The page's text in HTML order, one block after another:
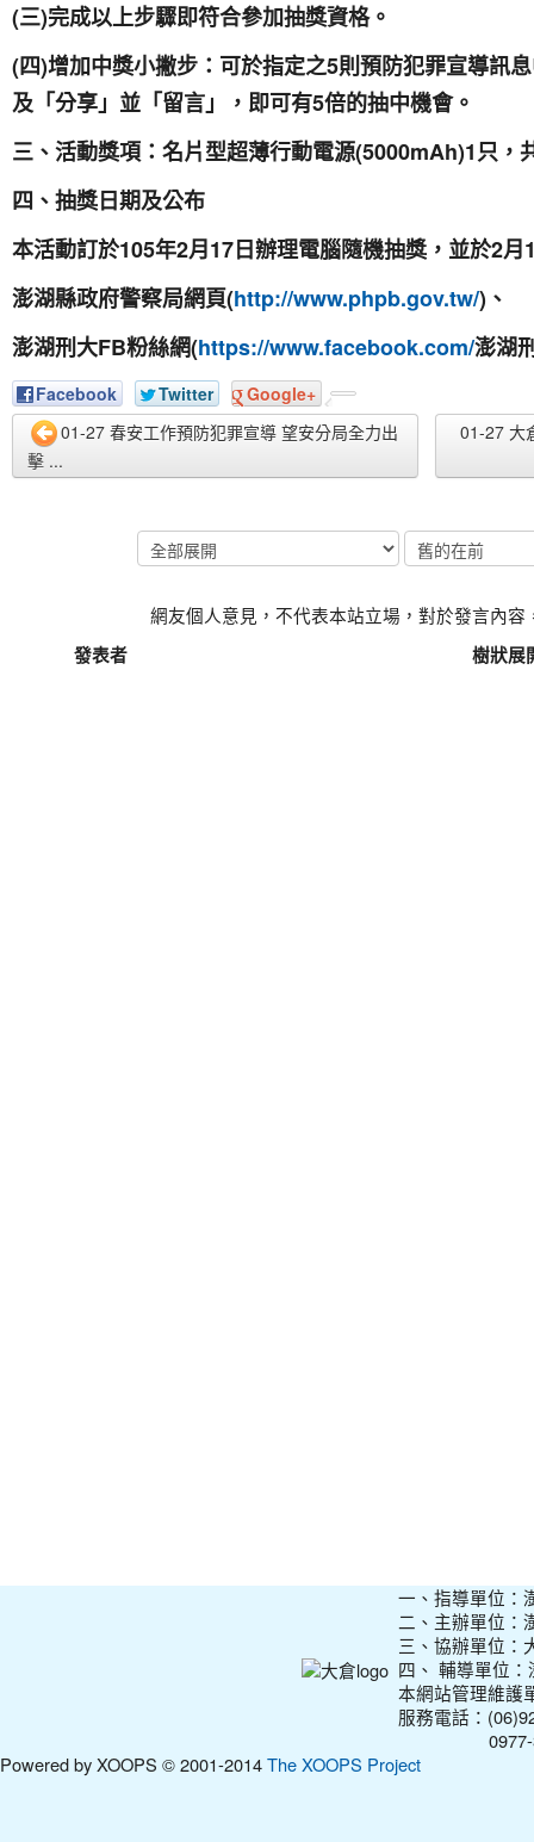
(三)完成以上步驟即符合參加抽獎資格。
(四)增加中獎小撇步：可於指定之5則預防犯罪宣導訊
及「分享」並「留言」，即可有5倍的抽中機會。
三、活動獎項：名片型超薄行動電源(5000mAh)1 只，
四、抽獎日期及公布
本活動訂於105年2月 17 日辦理電腦隨機抽獎，並於2月
澎湖縣政府警察局網頁(http://www.phpb.gov.tw/) 、
澎湖刑大FB粉絲網(https://www.facebook.com/澎湖
Facebook
Twitter
Google+
01-27 春安工作預防犯罪宣導 望安分局全力出
擊 ...
01-27 大
網友個人意見，不代表本站立場，對於發言內容
發表者
樹狀展
一、指導單位：
二、主辦單位：
三、協辦單位：
四、 輔導單位
本網站管理維護
服務電話：
0977-
Powered by XOOPS © 2001-2014The XOOPS Project